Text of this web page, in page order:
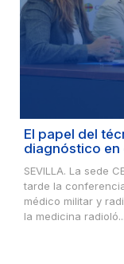
El papel del
diagnóstico en
SEVILLA. La sede
tarde la
médico militar y
la medicina radioló...